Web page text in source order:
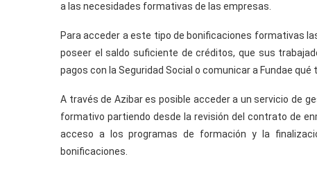
a las necesidades formativas de las empresas.
Para acceder a este tipo de bonificaciones formativas
poseer el saldo suficiente de créditos, que sus
pagos con la Seguridad Social o comunicar a Fundae
A través de Azibar es posible acceder a un servicio de
formativo partiendo desde la revisión del contrato de
acceso a los programas de formación y la
bonificaciones.